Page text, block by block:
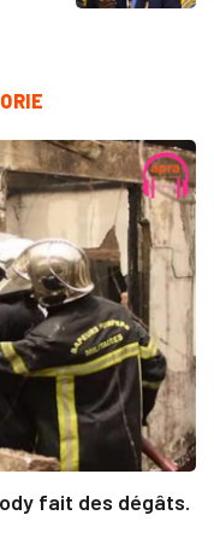
fait des dégâts.